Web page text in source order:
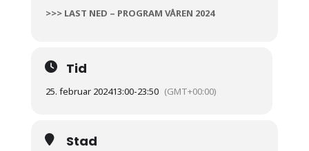
>>> LAST NED – PROGRAM VÅREN 2024
Tid
25. februar 202413:00-23:50 (GMT+00:00)
Stad